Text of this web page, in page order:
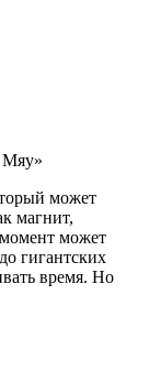
Мяу»
может
магнит,
может
гигантских
время. Но